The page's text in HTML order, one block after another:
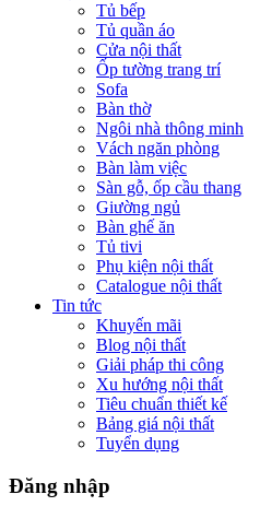
Tủ bếp
Tủ quần áo
Cửa nội thất
Ốp tường trang trí
Sofa
Bàn thờ
Ngôi nhà thông minh
Vách ngăn phòng
Bàn làm việc
Sàn gỗ, ốp cầu thang
Giường ngủ
Bàn ghế ăn
Tủ tivi
Phụ kiện nội thất
Catalogue nội thất
Tin tức
Khuyến mãi
Blog nội thất
Giải pháp thi công
Xu hướng nội thất
Tiêu chuẩn thiết kế
Bảng giá nội thất
Tuyển dụng
Đăng nhập